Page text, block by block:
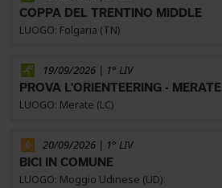
COPPA DEL TRENTINO MIDDLE
LUOGO: Folgaria (TN)
19/09/2026 | 1° LIV
PROVA L'ORIENTEERING - MERATE
LUOGO: Merate (LC)
20/09/2026 | 1° LIV
BICI IN COMUNE
LUOGO: Moggio Udinese (UD)